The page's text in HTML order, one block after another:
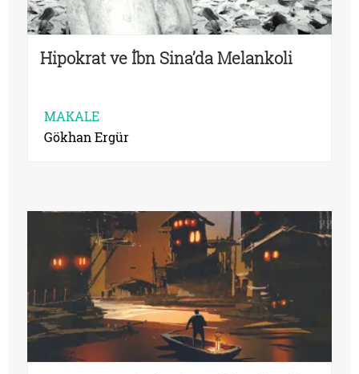
Hipokrat ve İbn Sina’da Melankoli
MAKALE
Gökhan Ergür